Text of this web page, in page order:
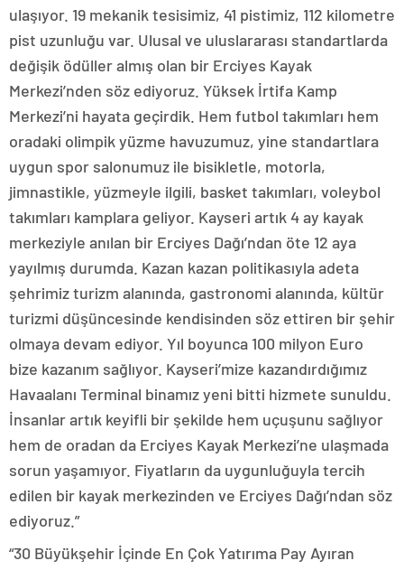
ulaşıyor. 19 mekanik tesisimiz, 41 pistimiz, 112 kilometre
pist uzunluğu var. Ulusal ve uluslararası standartlarda
değişik ödüller almış olan bir Erciyes Kayak
Merkezi’nden söz ediyoruz. Yüksek İrtifa Kamp
Merkezi’ni hayata geçirdik. Hem futbol takımları hem
oradaki olimpik yüzme havuzumuz, yine standartlara
uygun spor salonumuz ile bisikletle, motorla,
jimnastikle, yüzmeyle ilgili, basket takımları, voleybol
takımları kamplara geliyor. Kayseri artık 4 ay kayak
merkeziyle anılan bir Erciyes Dağı’ndan öte 12 aya
yayılmış durumda. Kazan kazan politikasıyla adeta
şehrimiz turizm alanında, gastronomi alanında, kültür
turizmi düşüncesinde kendisinden söz ettiren bir şehir
olmaya devam ediyor. Yıl boyunca 100 milyon Euro
bize kazanım sağlıyor. Kayseri’mize kazandırdığımız
Havaalanı Terminal binamız yeni bitti hizmete sunuldu.
İnsanlar artık keyifli bir şekilde hem uçuşunu sağlıyor
hem de oradan da Erciyes Kayak Merkezi’ne ulaşmada
sorun yaşamıyor. Fiyatların da uygunluğuyla tercih
edilen bir kayak merkezinden ve Erciyes Dağı’ndan söz
ediyoruz.”
“30 Büyükşehir İçinde En Çok Yatırıma Pay Ayıran